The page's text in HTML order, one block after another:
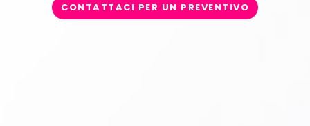
CONTATTACI PER UN PREVENTIVO